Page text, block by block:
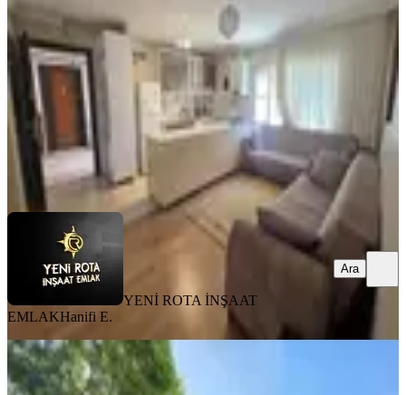
Dulkadiroğlu, Karataş Mahallesi
2+0
·60 m² · Yüksek giriş·31.07.2026
YENİ ROTA İNŞAAT EMLAK Hanifi E.
Ara
YENİ ROTA İNŞAAT
EMLAKHanifi E.
Ara
MANZARALI
Yeni Rota'dan Diş Hastanesi Civ.
Geniş 3+1 Kiralık Daire